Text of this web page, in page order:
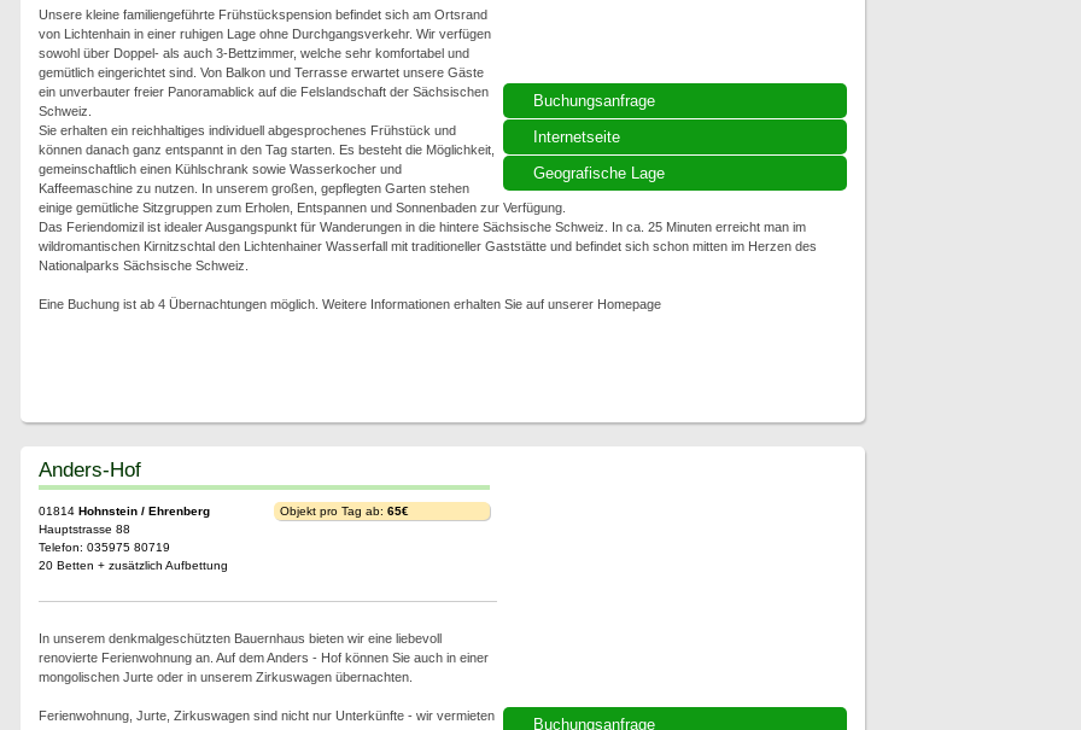
Buchungsanfrage
Internetseite
Geografische Lage
Unsere kleine familiengeführte Frühstückspension befindet sich am Ortsrand
von Lichtenhain in einer ruhigen Lage ohne Durchgangsverkehr. Wir verfügen
sowohl über Doppel- als auch 3-Bettzimmer, welche sehr komfortabel und
gemütlich eingerichtet sind. Von Balkon und Terrasse erwartet unsere Gäste
ein unverbauter freier Panoramablick auf die Felslandschaft der Sächsischen
Schweiz.
Sie erhalten ein reichhaltiges individuell abgesprochenes Frühstück und
können danach ganz entspannt in den Tag starten. Es besteht die Möglichkeit,
gemeinschaftlich einen Kühlschrank sowie Wasserkocher und
Kaffeemaschine zu nutzen. In unserem großen, gepflegten Garten stehen
einige gemütliche Sitzgruppen zum Erholen, Entspannen und Sonnenbaden zur Verfügung.
Das Feriendomizil ist idealer Ausgangspunkt für Wanderungen in die hintere Sächsische Schweiz. In ca. 25 Minuten erreicht man im
wildromantischen Kirnitzschtal den Lichtenhainer Wasserfall mit traditioneller Gaststätte und befindet sich schon mitten im Herzen des
Nationalparks Sächsische Schweiz.
Eine Buchung ist ab 4 Übernachtungen möglich. Weitere Informationen erhalten Sie auf unserer Homepage
Buchungsanfrage
Anders-Hof
01814 Hohnstein / Ehrenberg
Hauptstrasse 88
Telefon: 035975 80719
20 Betten + zusätzlich Aufbettung
Objekt pro Tag ab: 65€
In unserem denkmalgeschützten Bauernhaus bieten wir eine liebevoll
renovierte Ferienwohnung an. Auf dem Anders - Hof können Sie auch in einer
mongolischen Jurte oder in unserem Zirkuswagen übernachten.
Ferienwohnung, Jurte, Zirkuswagen sind nicht nur Unterkünfte - wir vermieten